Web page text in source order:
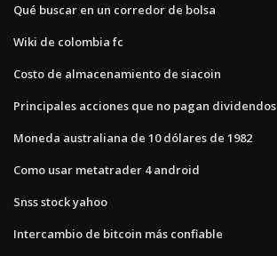
Qué buscar en un corredor de bolsa
Wiki de colombia fc
Costo de almacenamiento de siacoin
Principales acciones que no pagan dividendos
Moneda australiana de 10 dólares de 1982
Como usar metatrader 4 android
Snss stock yahoo
Intercambio de bitcoin más confiable